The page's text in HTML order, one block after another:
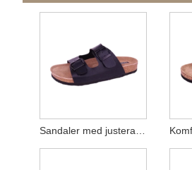
Sandaler med justerad spänne för kvinnor